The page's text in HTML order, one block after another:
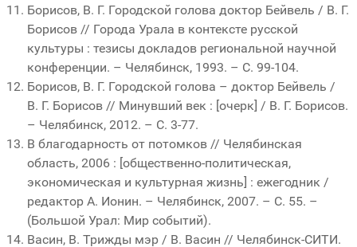
Борисов, В. Г. Городской голова доктор Бейвель / В. Г.
Борисов // Города Урала в контексте русской
культуры : тезисы докладов региональной научной
конференции. – Челябинск, 1993. – С. 99-104.
Борисов, В. Г. Городской голова – доктор Бейвель /
В. Г. Борисов // Минувший век : [очерк] / В. Г. Борисов.
– Челябинск, 2012. – С. 3-77.
В благодарность от потомков // Челябинская
область, 2006 : [общественно-политическая,
экономическая и культурная жизнь] : ежегодник /
редактор А. Ионин. – Челябинск, 2007. – С. 55. –
(Большой Урал: Мир событий).
Васин, В. Трижды мэр / В. Васин // Челябинск-СИТИ.